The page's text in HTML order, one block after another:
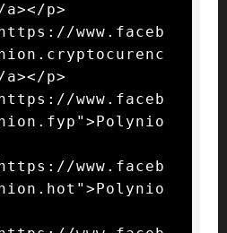
p>
www.faceb
p>
www.faceb
www.faceb